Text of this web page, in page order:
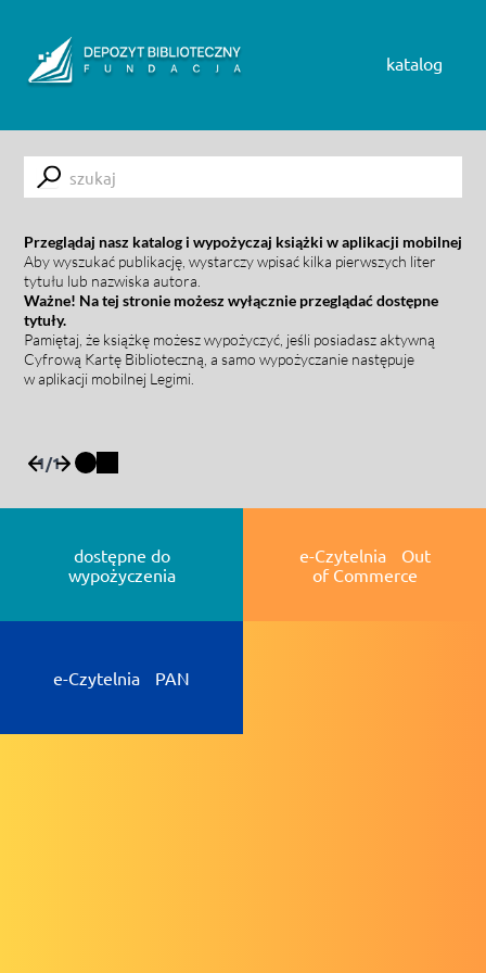
katalog
Submit
Przeglądaj nasz katalog i wypożyczaj książki w aplikacji mobilnej
Aby wyszukać publikację, wystarczy wpisać kilka pierwszych liter
tytułu lub nazwiska autora.
Ważne! Na tej stronie możesz wyłącznie przeglądać dostępne
tytuły.
Pamiętaj, że książkę możesz wypożyczyć, jeśli posiadasz aktywną
Cyfrową Kartę Biblioteczną, a samo wypożyczanie następuje
w aplikacji mobilnej Legimi.
1/1
dostępne do
wypożyczenia
e-Czytelnia Out
of Commerce
e-Czytelnia PAN